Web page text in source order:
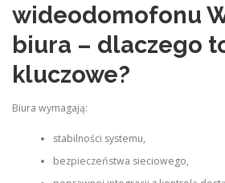
wideodomofonu
biura – dlaczego
kluczowe?
Biura wymagają:
stabilności systemu,
bezpieczeństwa sieciowego,